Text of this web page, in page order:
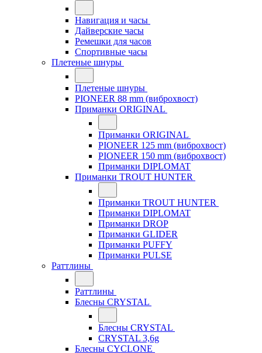
Навигация и часы
Дайверские часы
Ремешки для часов
Спортивные часы
Плетеные шнуры
Плетеные шнуры
PIONEER 88 mm (виброхвост)
Приманки ORIGINAL
Приманки ORIGINAL
PIONEER 125 mm (виброхвост)
PIONEER 150 mm (виброхвост)
Приманки DIPLOMAT
Приманки TROUT HUNTER
Приманки TROUT HUNTER
Приманки DIPLOMAT
Приманки DROP
Приманки GLIDER
Приманки PUFFY
Приманки PULSE
Раттлины
Раттлины
Блесны CRYSTAL
Блесны CRYSTAL
CRYSTAL 3,6g
Блесны CYCLONE